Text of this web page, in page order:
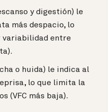
y digestión) le
más despacio, lo
variabilidad entre
o huida) le indica al
lo que limita la
(VFC más baja).